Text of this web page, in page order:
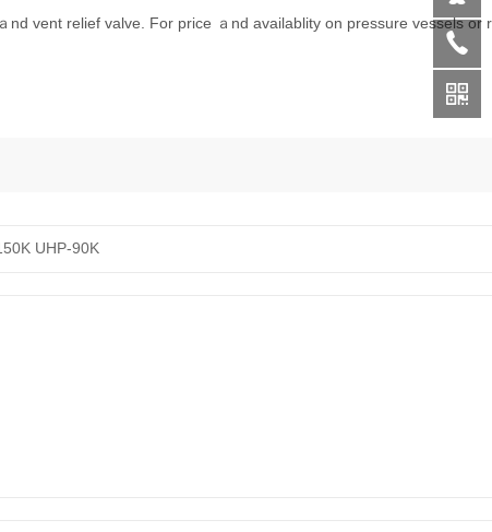
vent relief valve. For price ａnd availablity on pressure vessels or